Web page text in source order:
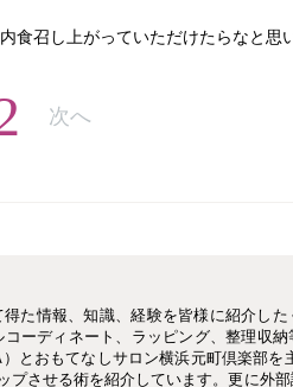
食召し上がっていただけたらなと思
次へ
た情報、知識、経験を皆様に紹介し
ーディネート、ラッピング、整理収
とおもてなしサロン横浜元町倶楽部を
プさせる術を紹介しています。更に外